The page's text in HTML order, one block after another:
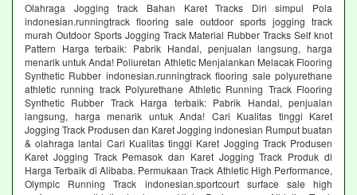
Olahraga Jogging track Bahan Karet Tracks Diri simpul Pola
indonesian.runningtrack flooring sale outdoor sports jogging track
murah Outdoor Sports Jogging Track Material Rubber Tracks Self knot
Pattern Harga terbaik: Pabrik Handal, penjualan langsung, harga
menarik untuk Anda! Poliuretan Athletic Menjalankan Melacak Flooring
Synthetic Rubber indonesian.runningtrack flooring sale polyurethane
athletic running track Polyurethane Athletic Running Track Flooring
Synthetic Rubber Track Harga terbaik: Pabrik Handal, penjualan
langsung, harga menarik untuk Anda! Cari Kualitas tinggi Karet
Jogging Track Produsen dan Karet Jogging indonesian Rumput buatan
& olahraga lantai Cari Kualitas tinggi Karet Jogging Track Produsen
Karet Jogging Track Pemasok dan Karet Jogging Track Produk di
Harga Terbaik di Alibaba. Permukaan Track Athletic High Performance,
Olympic Running Track indonesian.sportcourt surface sale high